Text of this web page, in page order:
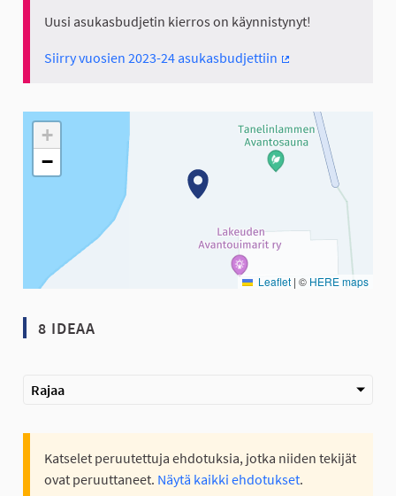
Uusi asukasbudjetin kierros on käynnistynyt!
Siirry vuosien 2023-24 asukasbudjettiin
Seuraavassa elementissä on kartta, joka esittää tämän
+
−
Leaflet | © HERE maps
8 IDEAA
Rajaa
Katselet peruutettuja ehdotuksia, jotka niiden tekijät
ovat peruuttaneet. Näytä kaikki ehdotukset.